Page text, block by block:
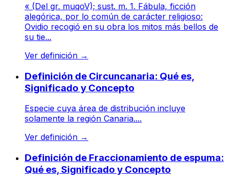
« (Del gr. muqoV); sust. m. 1. Fábula, ficción
alegórica, por lo común de carácter religioso:
Ovidio recogió en su obra los mitos más bellos de
su tie...
Ver definición →
Definición de Circuncanaria: Qué es,
Significado y Concepto
Especie cuya área de distribución incluye
solamente la región Canaria....
Ver definición →
Definición de Fraccionamiento de espuma:
Qué es, Significado y Concepto